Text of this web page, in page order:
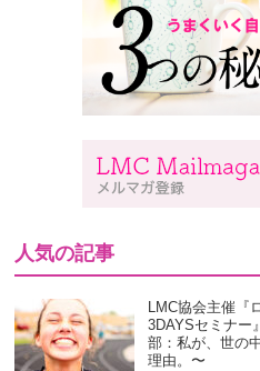
人気の記事
LMC協会主催『
3DAYSセミナー
部：私が、世の
理由。〜